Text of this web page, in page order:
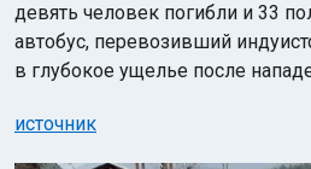
девять человек погибли и 33
автобус, перевозивший
в глубокое ущелье после
источник